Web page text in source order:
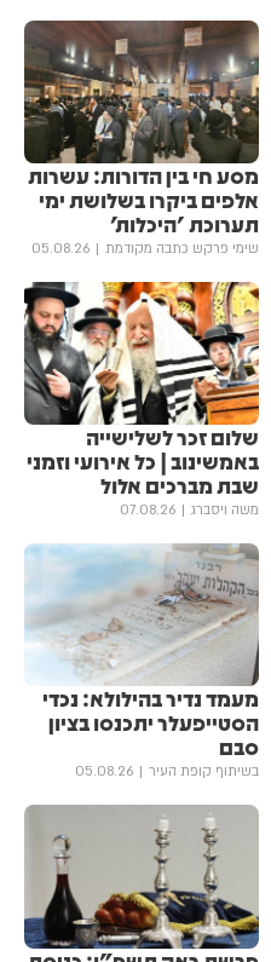
מסע חי בין הדורות: עשרות
אלפים ביקרו בשלושת ימי
תערוכת 'היכלות'
שימי פרקש כתבה מקודמת 05.08.26
שלום זכר לשלישייה
באמשינוב | כל אירועי וזמני
שבת מברכים אלול
משה ויסברג 07.08.26
מעמד נדיר בהילולא: נכדי
הסטייפעלר יתכנסו בציון
סבם
בשיתוף קופת העיר 05.08.26